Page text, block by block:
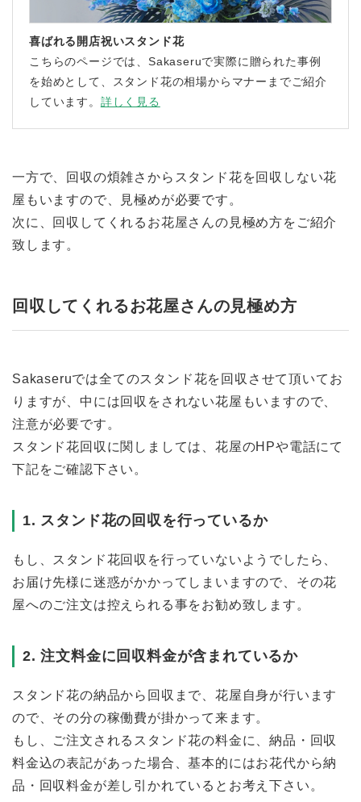
喜ばれる開店祝いスタンド花
こちらのページでは、Sakaseruで実際に贈られた事例
を始めとして、スタンド花の相場からマナーまでご紹介
しています。 詳しく見る
一方で、回収の煩雑さからスタンド花を回収しない花
屋もいますので、見極めが必要です。
次に、回収してくれるお花屋さんの見極め方をご紹介
致します。
回収してくれるお花屋さんの見極め方
Sakaseruでは全てのスタンド花を回収させて頂いてお
りますが、中には回収をされない花屋もいますので、
注意が必要です。
スタンド花回収に関しましては、花屋のHPや電話にて
下記をご確認下さい。
1. スタンド花の回収を行っているか
もし、スタンド花回収を行っていないようでしたら、
お届け先様に迷惑がかかってしまいますので、その花
屋へのご注文は控えられる事をお勧め致します。
2. 注文料金に回収料金が含まれているか
スタンド花の納品から回収まで、花屋自身が行います
ので、その分の稼働費が掛かって来ます。
もし、ご注文されるスタンド花の料金に、納品・回収
料金込の表記があった場合、基本的にはお花代から納
品・回収料金が差し引かれているとお考え下さい。